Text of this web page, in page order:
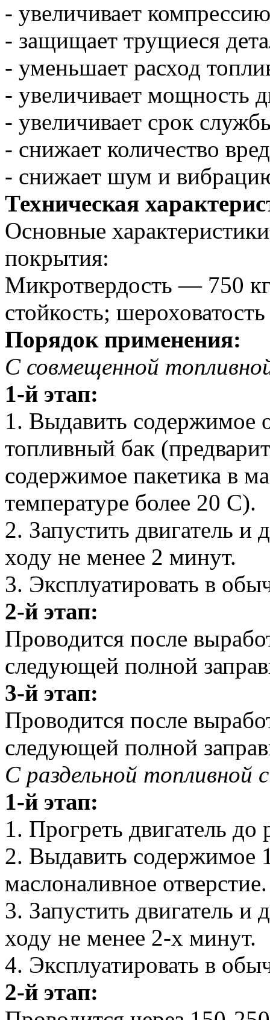
- увеличивает
- защищает трущиеся
- уменьшает расход
- увеличивает мощность
- увеличивает срок
- снижает количество
- снижает шум и
Техническая
Основные
покрытия:
Микротвердость — 750
стойкость;
Порядок применения:
С совмещенной
1-й этап:
1. Выдавить содержимое
топливный бак
содержимое пакетика в
температуре более 20 С).
2. Запустить двигатель и
ходу не менее 2 минут.
3. Эксплуатировать в
2-й этап:
Проводится после
следующей полной
3-й этап:
Проводится после
следующей полной
С раздельной топливной
1-й этап:
1. Прогреть двигатель
2. Выдавить содержимое
маслоналивное отверстие.
3. Запустить двигатель и
ходу не менее 2-х минут.
4. Эксплуатировать в
2-й этап: